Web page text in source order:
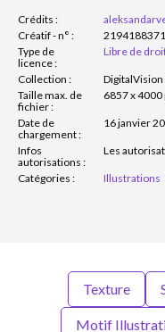
Crédits :
Créatif - n° :
2194188371
Type de
licence :
Libre de
Collection :
Taille max. de
fichier :
6857 x 4000
Date de
chargement :
16 janvier
Infos
autorisations :
Les
Catégories : Illustrations
Texture
Motif